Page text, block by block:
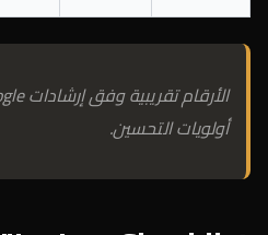
أولويات التحسين.